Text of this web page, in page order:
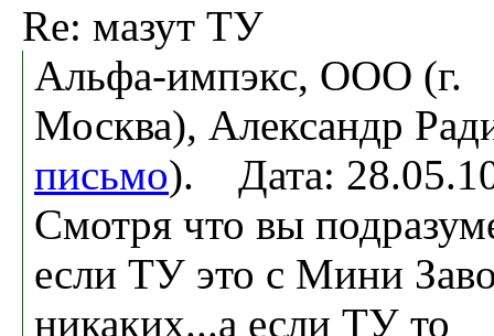
Re: мазут ТУ
Альфа-импэкс, ООО (г.
Москва), Александр
письмо). Дата:
Смотря что вы
если ТУ это с Мини
никаких...а если ТУ то